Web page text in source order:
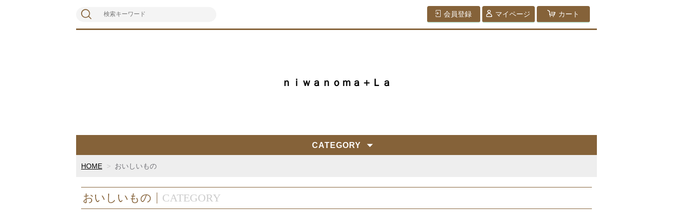
ｎｉｗａｎｏｍａ＋Ｌａ
会員登録 マイページ カート
CATEGORY
HOME おいしいもの
CATEGORY
おいしいもの